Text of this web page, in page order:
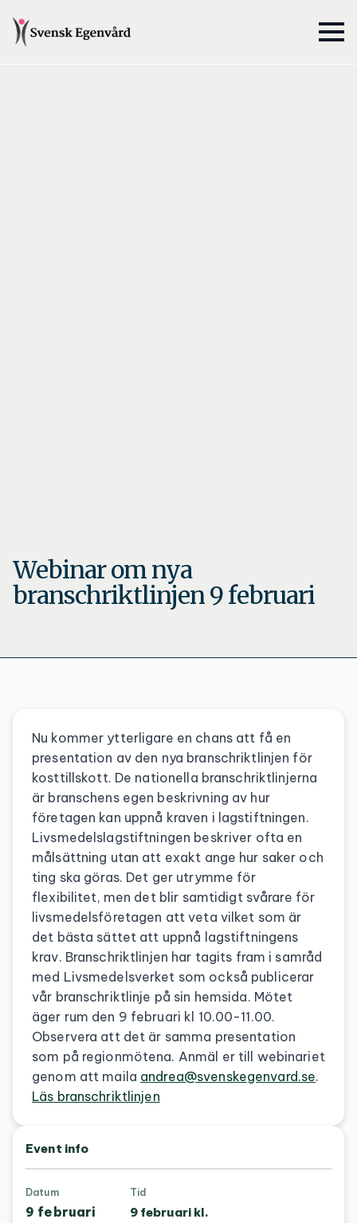
Webinar om nya
branschriktlinjen 9 februari
Nu kommer ytterligare en chans att få en
presentation av den nya branschriktlinjen för
kosttillskott. De nationella branschriktlinjerna
är branschens egen beskrivning av hur
företagen kan uppnå kraven i lagstiftningen.
Livsmedelslagstiftningen beskriver ofta en
målsättning utan att exakt ange hur saker och
ting ska göras. Det ger utrymme för
flexibilitet, men det blir samtidigt svårare för
livsmedelsföretagen att veta vilket som är
det bästa sättet att uppnå lagstiftningens
krav. Branschriktlinjen har tagits fram i samråd
med Livsmedelsverket som också publicerar
vår branschriktlinje på sin hemsida. Mötet
äger rum den 9 februari kl 10.00-11.00.
Observera att det är samma presentation
som på regionmötena. Anmäl er till webinariet
genom att maila andrea@svenskegenvard.se.
Läs branschriktlinjen
Event info
Datum
9 februari
Tid
9 februari kl.